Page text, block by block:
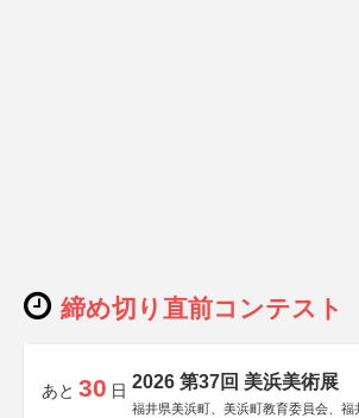
締め切り直前コンテスト
あと 30 日 2026 第37回 美浜美術展
福井県美浜町、美浜町教育委員会、福